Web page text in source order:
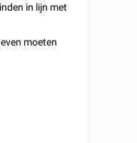
in lijn met
moeten